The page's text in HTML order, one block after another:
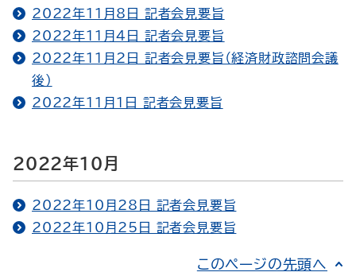
2022年11月8日 記者会見要旨
2022年11月4日 記者会見要旨
2022年11月2日 記者会見要旨（経済財政諮問会議
後）
2022年11月1日 記者会見要旨
2022年10月
2022年10月28日 記者会見要旨
2022年10月25日 記者会見要旨
このページの先頭へ